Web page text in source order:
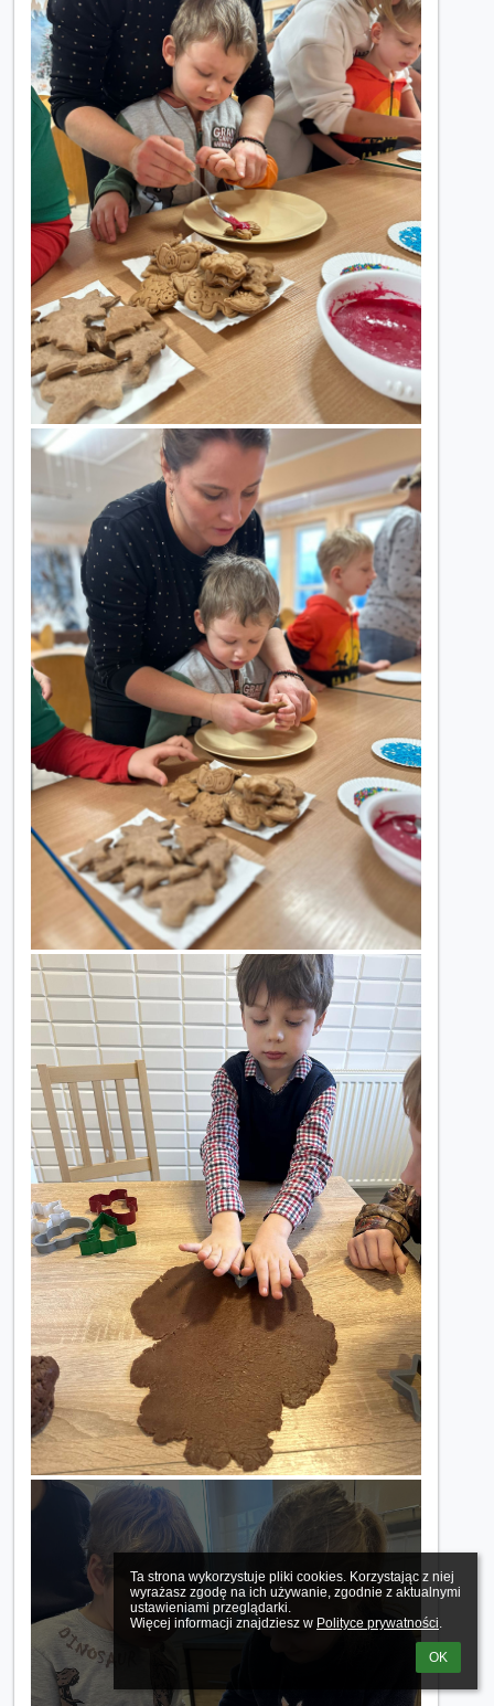
Ta strona wykorzystuje pliki cookies. Korzystając z niej
wyrażasz zgodę na ich używanie, zgodnie z aktualnymi
ustawieniami przeglądarki.
Więcej informacji znajdziesz w Polityce prywatności.
OK